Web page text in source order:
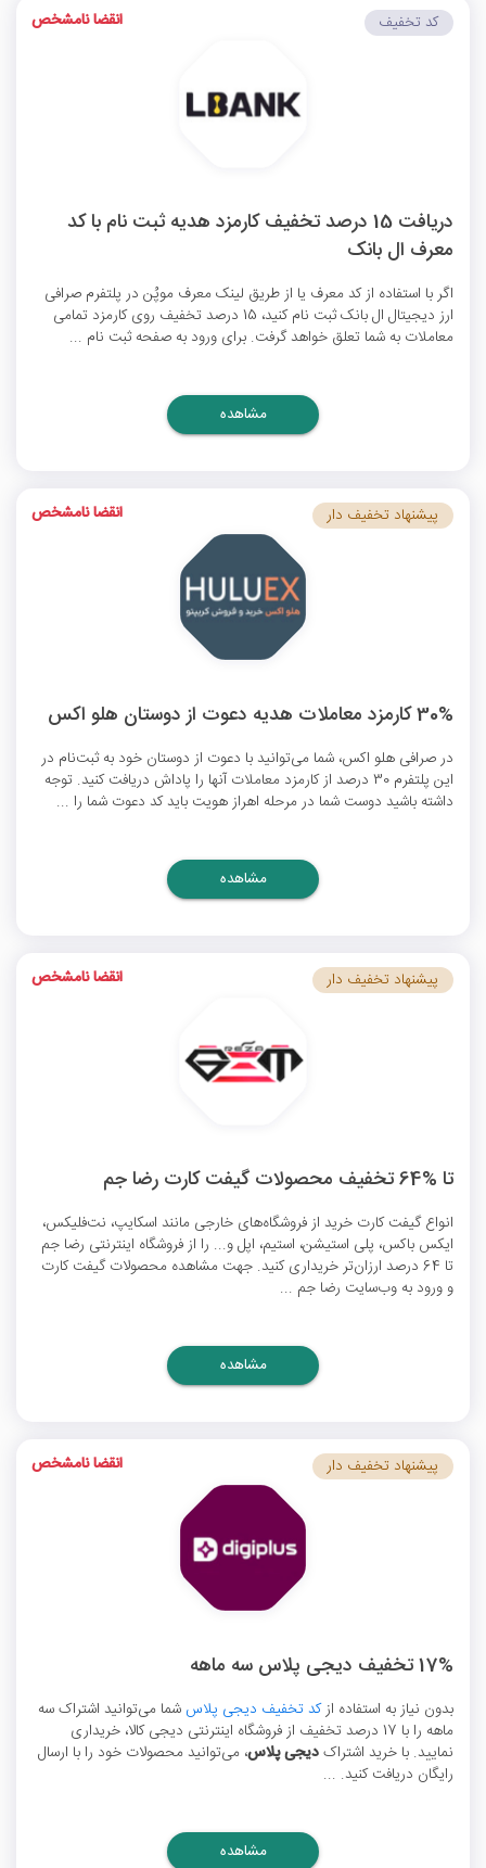
دریافت 15 درصد تخفیف کارمزد هدیه ثبت نام با کد
معرف ال بانک
اگر با استفاده از کد معرف یا از طریق لینک معرف موپُن در پلتفرم صرافی
ارز دیجیتال ال بانک ثبت نام کنید، 15 درصد تخفیف روی کارمزد تمامی
معاملات به شما تعلق خواهد گرفت. برای ورود به صفحه ثبت نام ...
کد تخفیف انقضا نامشخص
مشاهده
30% کارمزد معاملات هدیه دعوت از دوستان هلو اکس
در صرافی هلو اکس، شما می‌توانید با دعوت از دوستان خود به ثبت‌نام در
این پلتفرم 30 درصد از کارمزد معاملات آنها را پاداش دریافت کنید. توجه
داشته باشید دوست شما در مرحله اهراز هویت باید کد دعوت شما را ...
پیشنهاد تخفیف دار انقضا نامشخص
مشاهده
تا %64 تخفیف محصولات گیفت کارت رضا جم
انواع گیفت کارت خرید از فروشگاه‌های خارجی مانند اسکایپ، نت‌فلیکس،
ایکس باکس، پلی استیشن، استیم، اپل و... را از فروشگاه اینترنتی رضا جم
تا 64 درصد ارزان‌تر خریداری کنید. جهت مشاهده محصولات گیفت کارت
و ورود به وب‌سایت رضا جم ...
پیشنهاد تخفیف دار انقضا نامشخص
مشاهده
17% تخفیف دیجی پلاس سه ماهه
بدون نیاز به استفاده ازکد تخفیف دیجی پلاس شما می‌توانید اشتراک سه
ماهه را با 17 درصد تخفیف از فروشگاه اینترنتی دیجی کالا، خریداری
نمایید. با خرید اشتراکدیجی پلاس، می‌توانید محصولات خود را با ارسال
رایگان دریافت کنید. ...
پیشنهاد تخفیف دار انقضا نامشخص
مشاهده